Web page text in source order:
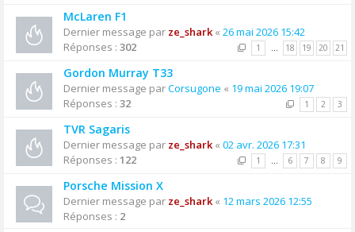
McLaren F1
Dernier message par ze_shark« 26 mai 2026 15:42
Réponses : 302 1 … 18 19 20 21
Gordon Murray T33
Dernier message parCorsugone « 19 mai 2026 19:07
Réponses : 32 1 2 3
TVR Sagaris
Dernier message par ze_shark« 02 avr. 2026 17:31
Réponses : 122 1 … 6 7 8 9
Porsche Mission X
Dernier message par ze_shark« 12 mars 2026 12:55
Réponses : 2